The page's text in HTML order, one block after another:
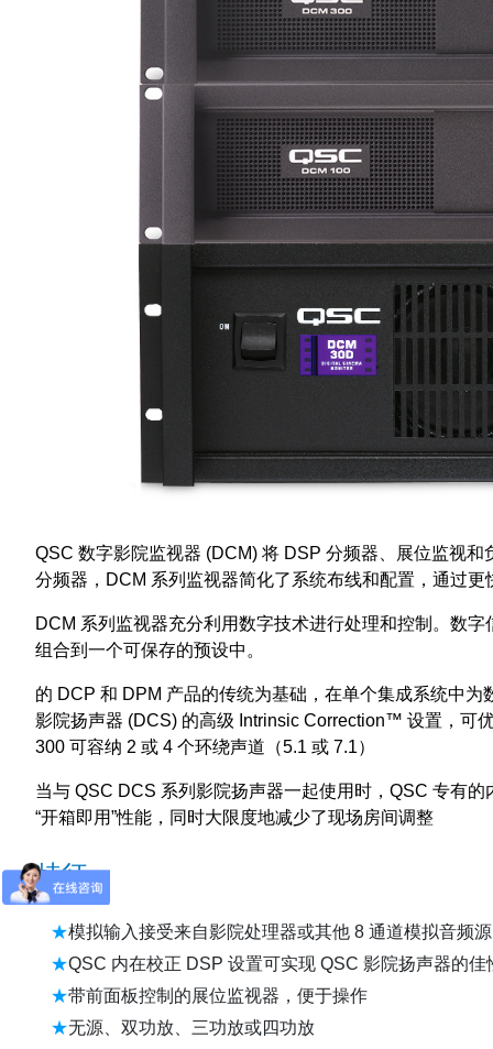
QSC 数字影院监视器 (DCM) 将 DSP 分频器、展位监视
分频器，DCM 系列监视器简化了系统布线和配置，通过
DCM 系列监视器充分利用数字技术进行处理和控制。数
组合到一个可保存的预设中。
的 DCP 和 DPM 产品的传统为基础，在单个集成系统中
影院扬声器 (DCS) 的高级 Intrinsic Correction™ 设置，可
300 可容纳 2 或 4 个环绕声道（5.1 或 7.1）
当与 QSC DCS 系列影院扬声器一起使用时，QSC 专有
“开箱即用”性能，同时大限度地减少了现场房间调整
特征
模拟输入接受来自影院处理器或其他 8 通道模拟音频
QSC 内在校正 DSP 设置可实现 QSC 影院扬声器的佳
带前面板控制的展位监视器，便于操作
无源、双功放、三功放或四功放